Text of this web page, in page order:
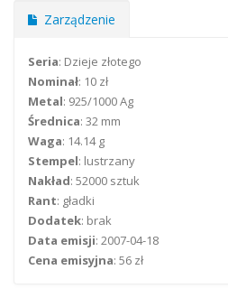
Zarządzenie
Seria: Dzieje złotego
Nominał: 10 zł
Metal: 925/1000 Ag
Średnica: 32 mm
Waga: 14.14 g
Stempel: lustrzany
Nakład: 52000 sztuk
Rant: gładki
Dodatek: brak
Data emisji: 2007-04-18
Cena emisyjna: 56 zł